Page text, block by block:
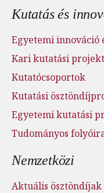
Kutatás és
Egyetemi innováció
Kari kutatási
Kutatócsoportok
Kutatási
Egyetemi kutatási
Tudományos
Nemzetközi
Aktuális ösztöndíjak